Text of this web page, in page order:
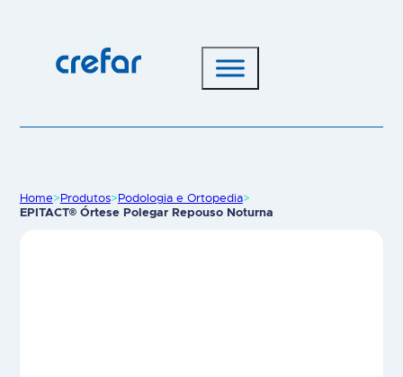
Home>Produtos>Podologia e Ortopedia>
EPITACT® Órtese Polegar Repouso Noturna